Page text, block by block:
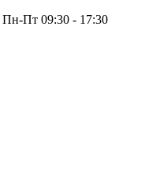
Пн-Пт 09:30 - 17:30